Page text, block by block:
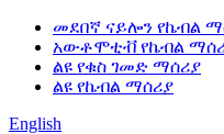
መደበኛ ናይሎን የኬብል
አውቶሞቲቭ የኬብል
ልዩ የቁስ ገመድ ማሰሪያ
ልዩ የኬብል ማሰሪያ
English